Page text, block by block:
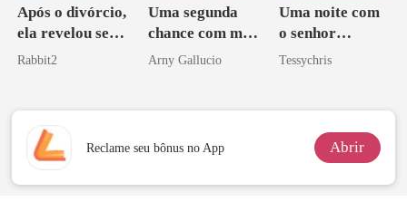
Após o divórcio,
ela revelou ser
bilionária
Rabbit2
Uma segunda
chance com meu
amor bilionário
Arny Gallucio
Uma noite com
o senhor
Bilionário
Tessychris
Reclame seu bônus no App Abrir